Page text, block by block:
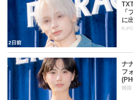
2日前
「
に
K-
ナ
フ
韓国